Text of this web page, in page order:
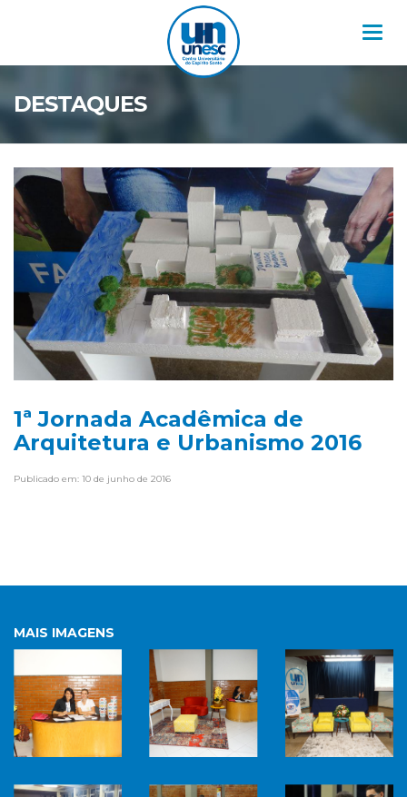
DESTAQUES
1ª Jornada Acadêmica de
Arquitetura e Urbanismo 2016
Publicado em: 10 de junho de 2016
MAIS IMAGENS